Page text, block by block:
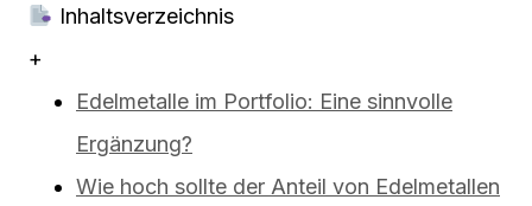
Inhaltsverzeichnis
+
Edelmetalle im Portfolio: Eine sinnvolle
Ergänzung?
Wie hoch sollte der Anteil von Edelmetallen